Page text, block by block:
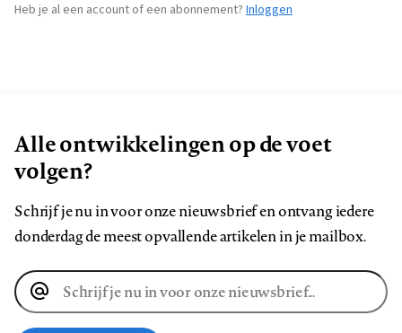
Heb je al een account of een abonnement? Inloggen
Alle ontwikkelingen op de voet
volgen?
Schrijf je nu in voor onze nieuwsbrief en ontvang iedere
donderdag de meest opvallende artikelen in je mailbox.
E-
mailadres